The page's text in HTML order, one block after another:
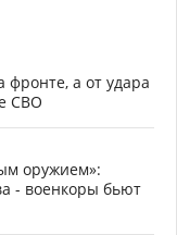
фронте, а от удара
СВО
оружием»:
- военкоры бьют